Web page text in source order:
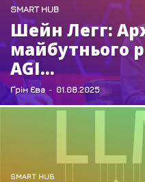
SMART HUB
Шейн Легг:
майбутнього
AGI...
Ґрін Єва - 01.08.2025
SMART HUB